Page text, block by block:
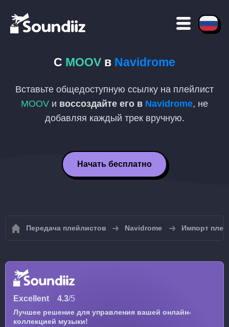
С MOOV в Navidrome
Вставьте общедоступную ссылку на плейлист
MOOV и воссоздайте его в Navidrome, не
добавляя каждый трек вручную.
Начать бесплатно
Передача плейлистов Navidrome Импорт
Excellent 4.3/5
Лучшее решение для управления вашей онлайн-
коллекцией музыки!